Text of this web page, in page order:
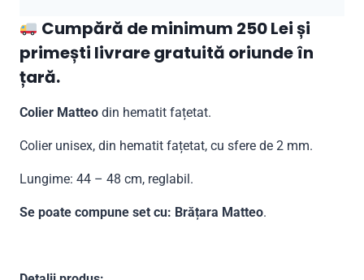
Cumpără de minimum 250 Lei și
primești livrare gratuită oriunde în
țară.
Colier Matteo din hematit fațetat.
Colier unisex, din hematit fațetat, cu sfere de 2 mm.
Lungime: 44 – 48 cm, reglabil.
Se poate compune set cu: Brățara Matteo.